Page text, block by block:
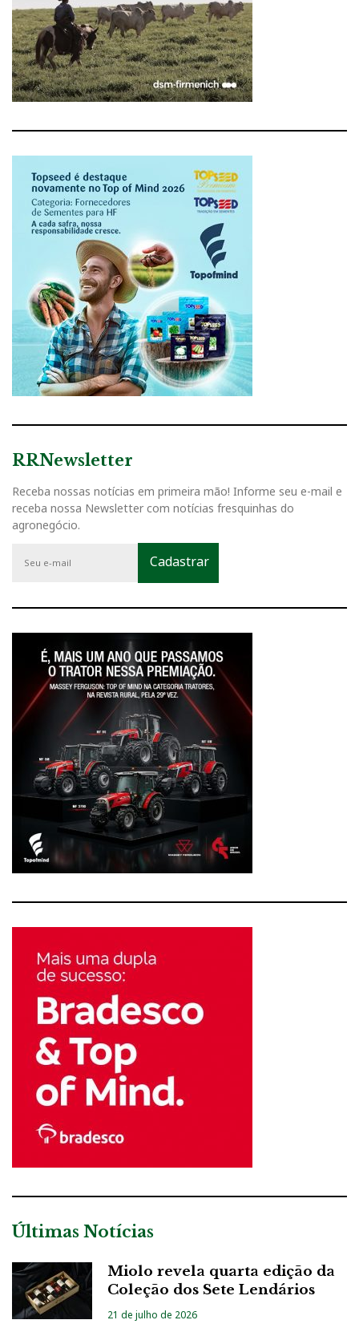
RRNewsletter
Receba nossas notícias em primeira mão! Informe seu e-mail e
receba nossa Newsletter com notícias fresquinhas do
agronegócio.
Últimas Notícias
Miolo revela quarta edição da
Coleção dos Sete Lendários
21 de julho de 2026